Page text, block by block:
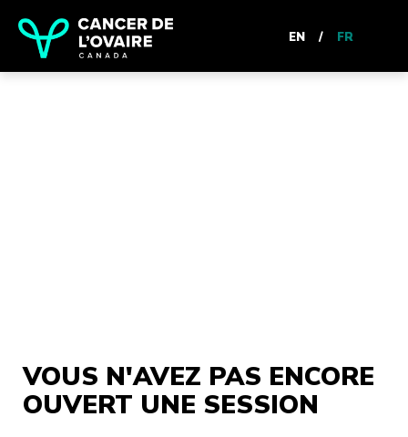
EN / FR
VOUS N'AVEZ PAS ENCORE
OUVERT UNE SESSION